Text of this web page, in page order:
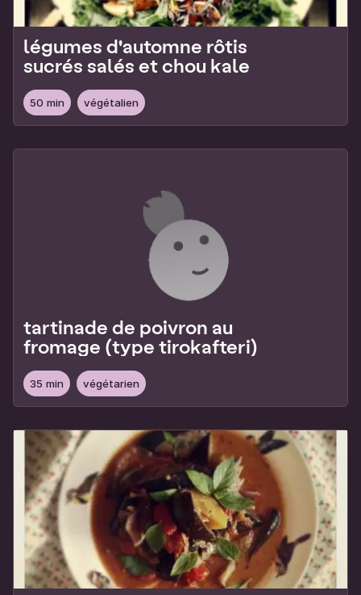
légumes d'automne rôtis
sucrés salés et chou kale
50 min végétalien
tartinade de poivron au
fromage (type tirokafteri)
35 min végétarien